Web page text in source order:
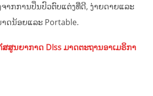
າກການປິ່ນປົວຕົບແຕ່ງທີ່ດີ, ງ່າຍດາຍແລະ
ດນ້ອຍແລະ Portable.
ສູນຍາກາດ DIss ມາດຕະຖານອາເມຣິກາ